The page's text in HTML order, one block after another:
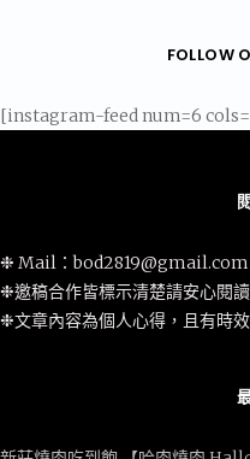
FOLLOW
[instagram-feed num=6
❉ Mail：bod2819@gmail.com
❉邀稿合作皆標示清楚請安心閱讀
❉文章內容為個人心得，且有時